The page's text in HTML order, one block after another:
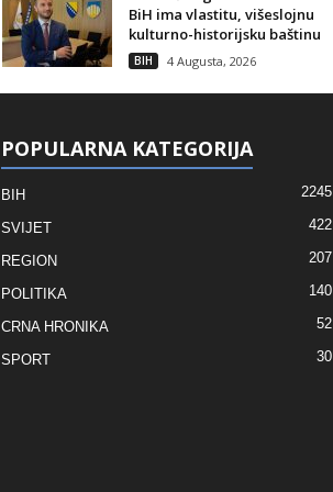
BiH ima vlastitu, višeslojnu
kulturno-historijsku baštinu
BIH 4 Augusta, 2026
POPULARNA KATEGORIJA
BIH 2245
SVIJET 422
REGION 207
POLITIKA 140
CRNA HRONIKA 52
SPORT 30